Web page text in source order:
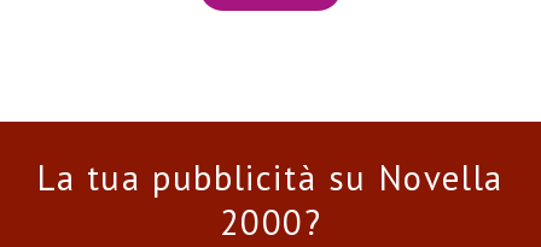
La tua pubblicità su Novella
2000?